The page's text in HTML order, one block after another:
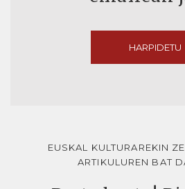
HARPIDETU
EUSKAL KULTURAREKIN
ARTIKULUREN BAT